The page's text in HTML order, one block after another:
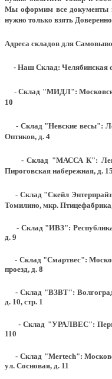
Мы оформим все документы
нужно только взять
Адреса складов для
- Наш Склад: Челябинская
- Склад "МИДЛ":
10
- Склад "Невские весы":
Оптиков, д. 4
- Склад "МАССА К":
Пироговская набережная, д.
- Склад "Скейл
Томилино, мкр.
- Склад "ИВЗ": Республика
д. 9
- Склад "Смартвес":
проезд, д. 8
- Склад "ВЗВТ":
д. 10, стр. 1
- Склад "УРАЛВЕС":
110
- Склад "Mertech":
ул. Сосновая, д. 11